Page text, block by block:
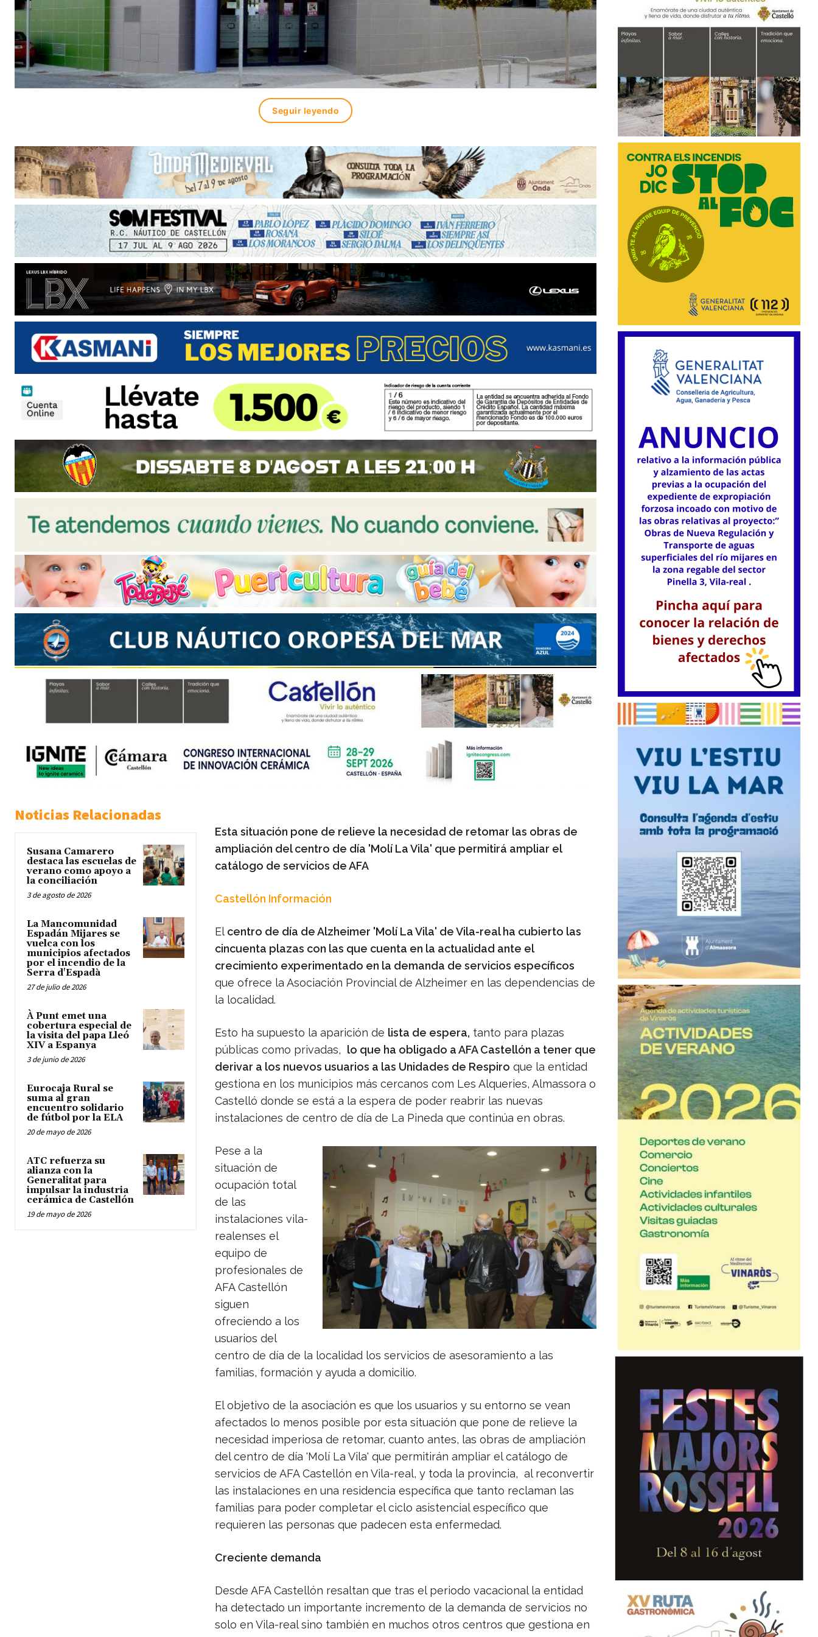
Seguir leyendo
Noticias Relacionadas
Susana Camarero
destaca las escuelas de
verano como apoyo a
la conciliación
3 de agosto de 2026
La Mancomunidad
Espadán Mijares se
vuelca con los
municipios afectados
por el incendio de la
Serra d'Espadà
27 de julio de 2026
À Punt emet una
cobertura especial de
la visita del papa Lleó
XIV a Espanya
3 de junio de 2026
Eurocaja Rural se
suma al gran
encuentro solidario
de fútbol por la ELA
20 de mayo de 2026
ATC refuerza su
alianza con la
Generalitat para
impulsar la industria
cerámica de Castellón
19 de mayo de 2026
Esta situación pone de relieve la necesidad de retomar las obras de
ampliación del centro de día 'Molí La Vila' que permitirá ampliar el
catálogo de servicios de AFA
Castellón Información
El centro de día de Alzheimer 'Molí La Vila' de Vila-real ha cubierto las
cincuenta plazas con las que cuenta en la actualidad ante el
crecimiento experimentado en la demanda de servicios específicos
que ofrece la Asociación Provincial de Alzheimer en las dependencias de
la localidad.
Esto ha supuesto la aparición de lista de espera, tanto para plazas
públicas como privadas, lo que ha obligado a AFA Castellón a tener que
derivar a los nuevos usuarios a las Unidades de Respiro que la entidad
gestiona en los municipios más cercanos com Les Alqueries, Almassora o
Castelló donde se está a la espera de poder reabrir las nuevas
instalaciones de centro de día de La Pineda que continúa en obras.
Pese a la
situación de
ocupación total
de las
instalaciones vila-
realenses el
equipo de
profesionales de
AFA Castellón
siguen
ofreciendo a los
usuarios del
centro de día de la localidad los servicios de asesoramiento a las
familias, formación y ayuda a domicilio.
El objetivo de la asociación es que los usuarios y su entorno se vean
afectados lo menos posible por esta situación que pone de relieve la
necesidad imperiosa de retomar, cuanto antes, las obras de ampliación
del centro de día 'Molí La Vila' que permitirán ampliar el catálogo de
servicios de AFA Castellón en Vila-real, y toda la provincia, al reconvertir
las instalaciones en una residencia específica que tanto reclaman las
familias para poder completar el ciclo asistencial específico que
requieren las personas que padecen esta enfermedad.
Creciente demanda
Desde AFA Castellón resaltan que tras el periodo vacacional la entidad
ha detectado un importante incremento de la demanda de servicios no
solo en Vila-real sino también en muchos otros centros que gestiona en